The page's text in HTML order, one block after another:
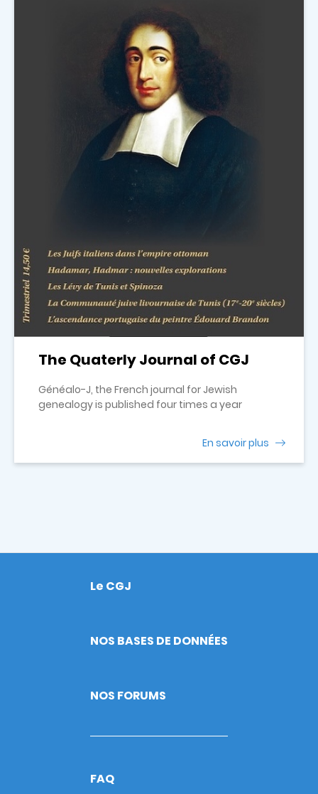
The Quaterly Journal of CGJ
Généalo-J, the French journal for Jewish
genealogy is published four times a year
En savoir plus
Footer
Le CGJ
NOS BASES DE DONNÉES
NOS FORUMS
FAQ